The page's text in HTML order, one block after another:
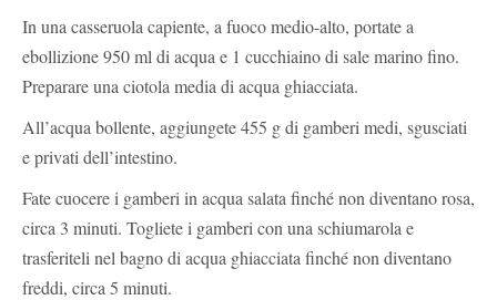
In una casseruola capiente, a fuoco medio-alto, portate a
ebollizione 950 ml di acqua e 1 cucchiaino di sale marino fino.
Preparare una ciotola media di acqua ghiacciata.
All’acqua bollente, aggiungete 455 g di gamberi medi, sgusciati
e privati ​​dell’intestino.
Fate cuocere i gamberi in acqua salata finché non diventano rosa,
circa 3 minuti. Togliete i gamberi con una schiumarola e
trasferiteli nel bagno di acqua ghiacciata finché non diventano
freddi, circa 5 minuti.